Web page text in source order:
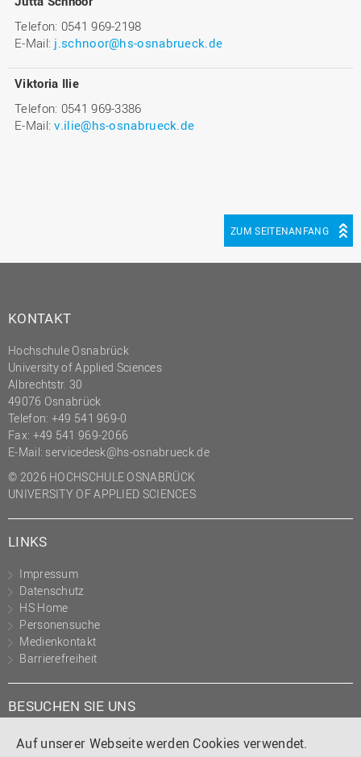
Auf unserer Webseite werden Cookies verwendet.
Telefon: 0541 969-2198
E-Mail: j.schnoor@hs-osnabrueck.de
Viktoria Ilie
Telefon: 0541 969-3386
E-Mail:v.ilie@hs-osnabrueck.de
ZUM SEITENANFANG
KONTAKT
Hochschule Osnabrück
University of Applied Sciences
Albrechtstr. 30
49076 Osnabrück
Telefon: +49 541 969-0
Fax: +49 541 969-2066
E-Mail: servicedesk@hs-osnabrueck.de
© 2026 HOCHSCHULE OSNABRÜCK
UNIVERSITY OF APPLIED SCIENCES
LINKS
Impressum
Datenschutz
HS Home
Personensuche
Medienkontakt
Barrierefreiheit
BESUCHEN SIE UNS
Instagram
TiktokLinkedIn
YouTube
Facebook